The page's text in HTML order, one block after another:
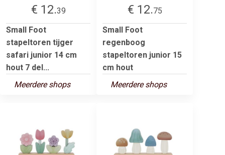
€ 12.39
Small Foot
stapeltoren tijger
safari junior 14 cm
hout 7 del...
Meerdere shops
€ 12.75
Small Foot
regenboog
stapeltoren junior 15
cm hout
Meerdere shops